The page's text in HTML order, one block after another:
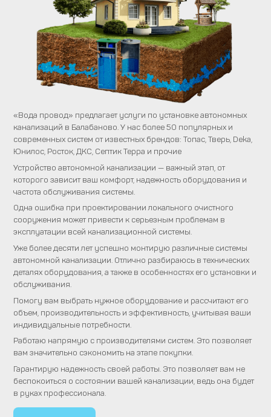
«Вода провод» предлагает услуги по установке автономных
канализаций в Балабаново. У нас более 50 популярных и
современных систем от известных брендов: Топас, Тверь, Deka,
Юнилос, Росток, ДКС, Септик Терра и прочие
Устройство автономной канализации — важный этап, от
которого зависит ваш комфорт, надежность оборудования и
частота обслуживания системы.
Одна ошибка при проектировании локального очистного
сооружения может привести к серьезным проблемам в
эксплуатации всей канализационной системы.
Уже более десяти лет успешно монтирую различные системы
автономной канализации. Отлично разбираюсь в технических
деталях оборудования, а также в особенностях его установки и
обслуживания.
Помогу вам выбрать нужное оборудование и рассчитают его
объем, производительность и эффективность, учитывая ваши
индивидуальные потребности.
Работаю напрямую с производителями систем. Это позволяет
вам значительно сэкономить на этапе покупки.
Гарантирую надежность своей работы. Это позволяет вам не
беспокоиться о состоянии вашей канализации, ведь она будет
в руках профессионала.